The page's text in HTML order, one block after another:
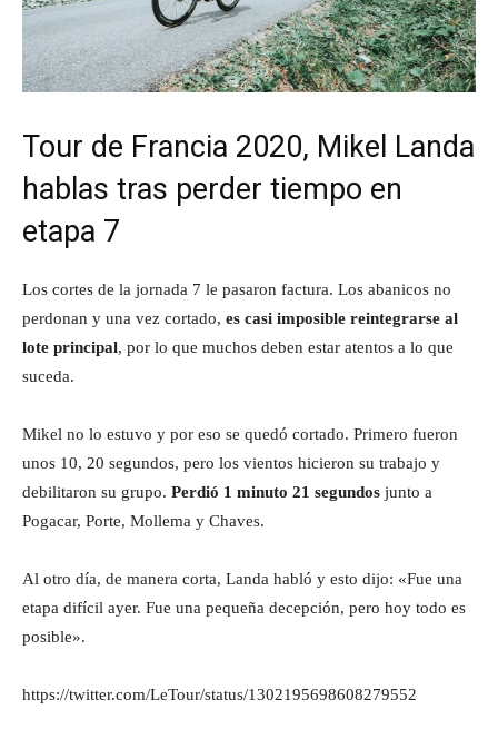
Tour de Francia 2020, Mikel Landa
hablas tras perder tiempo en
etapa 7
Los cortes de la jornada 7 le pasaron factura. Los abanicos no
perdonan y una vez cortado, es casi imposible reintegrarse al
lote principal, por lo que muchos deben estar atentos a lo que
suceda.
Mikel no lo estuvo y por eso se quedó cortado. Primero fueron
unos 10, 20 segundos, pero los vientos hicieron su trabajo y
debilitaron su grupo. Perdió 1 minuto 21 segundos junto a
Pogacar, Porte, Mollema y Chaves.
Al otro día, de manera corta, Landa habló y esto dijo: «Fue una
etapa difícil ayer. Fue una pequeña decepción, pero hoy todo es
posible».
https://twitter.com/LeTour/status/1302195698608279552